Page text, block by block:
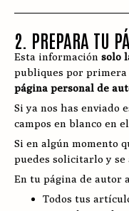
2. PREPARA TU
Esta informaciónsolo
publiques por primera
página personal de
Si ya nos has enviado
campos en blanco en
Si en algún momento
puedes solicitarlo y
En tu página de autor
Todos tus